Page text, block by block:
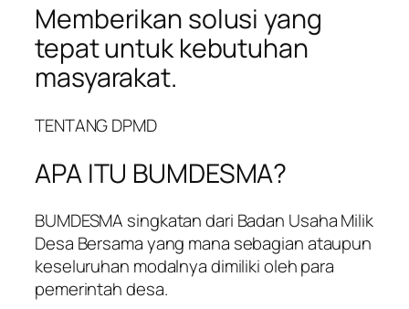
Memberikan solusi yang
tepat untuk kebutuhan
masyarakat.
TENTANG DPMD
APA ITU BUMDESMA?
BUMDESMA singkatan dari Badan Usaha Milik
Desa Bersama yang mana sebagian ataupun
keseluruhan modalnya dimiliki oleh para
pemerintah desa.